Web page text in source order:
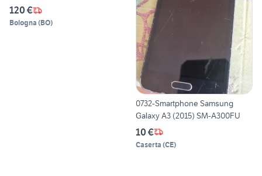
120 €
Bologna (BO)
0732-Smartphone Samsung
Galaxy A3 (2015) SM-A300FU
10 €
Caserta (CE)